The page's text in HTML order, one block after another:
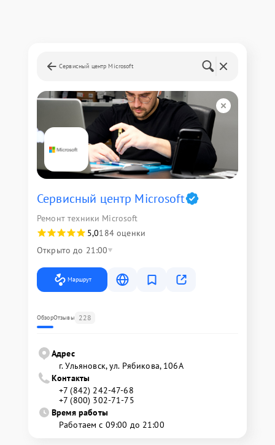
Сервисный центр Microsoft
Сервисный центр Microsoft
Ремонт техники Microsoft
5,0184 оценки
Открыто до 21:00
Маршрут
ОбзорОтзывы 228
Адрес
г. Ульяновск, ул. Рябикова, 106А
Контакты
+7 (842) 242-47-68
+7 (800) 302-71-75
Время работы
Работаем с 09:00 до 21:00